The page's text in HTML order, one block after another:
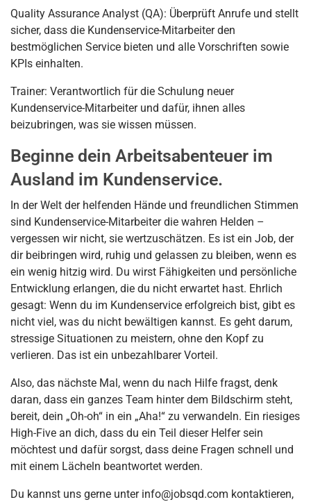
Quality Assurance Analyst (QA): Überprüft Anrufe und stellt
sicher, dass die Kundenservice-Mitarbeiter den
bestmöglichen Service bieten und alle Vorschriften sowie
KPIs einhalten.
Trainer: Verantwortlich für die Schulung neuer
Kundenservice-Mitarbeiter und dafür, ihnen alles
beizubringen, was sie wissen müssen.
Beginne dein Arbeitsabenteuer im
Ausland im Kundenservice.
In der Welt der helfenden Hände und freundlichen Stimmen
sind Kundenservice-Mitarbeiter die wahren Helden –
vergessen wir nicht, sie wertzuschätzen. Es ist ein Job, der
dir beibringen wird, ruhig und gelassen zu bleiben, wenn es
ein wenig hitzig wird. Du wirst Fähigkeiten und persönliche
Entwicklung erlangen, die du nicht erwartet hast. Ehrlich
gesagt: Wenn du im Kundenservice erfolgreich bist, gibt es
nicht viel, was du nicht bewältigen kannst. Es geht darum,
stressige Situationen zu meistern, ohne den Kopf zu
verlieren. Das ist ein unbezahlbarer Vorteil.
Also, das nächste Mal, wenn du nach Hilfe fragst, denk
daran, dass ein ganzes Team hinter dem Bildschirm steht,
bereit, dein „Oh-oh“ in ein „Aha!“ zu verwandeln. Ein riesiges
High-Five an dich, dass du ein Teil dieser Helfer sein
möchtest und dafür sorgst, dass deine Fragen schnell und
mit einem Lächeln beantwortet werden.
Du kannst uns gerne unter info@jobsqd.com kontaktieren,